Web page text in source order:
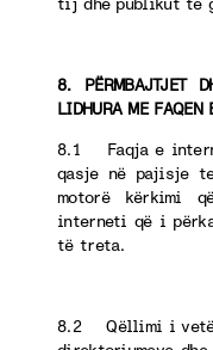
8. PËRMBAJTJET
LIDHURA ME FAQEN
8.1 Faqja e
qasje në pajisje
motorë kërkimi
interneti që i
të treta.
8.2 Qëllimi i